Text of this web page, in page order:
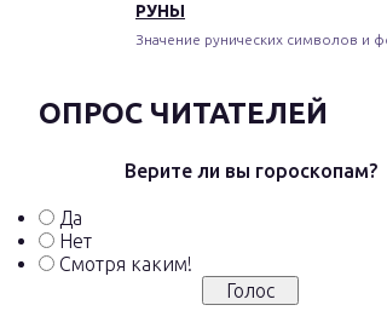
РУНЫ
Значение рунических символов и
ОПРОС ЧИТАТЕЛЕЙ
Верите ли вы гороскопам?
Да
Нет
Смотря каким!